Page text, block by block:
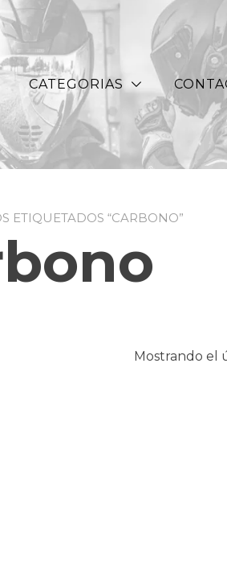
CATEGORIAS
ETIQUETADOS “CARBONO”
Mostrando el